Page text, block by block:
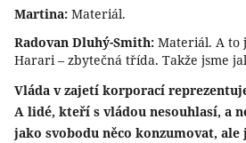
Martina: Materiál.
Radovan Dluhý-Smith: Materiál. A to
Harari – zbytečná třída. Takže jsme
Vláda v zajetí korporací
A lidé, kteří s vládou nesouhlasí, a
jako svobodu něco konzumovat, ale